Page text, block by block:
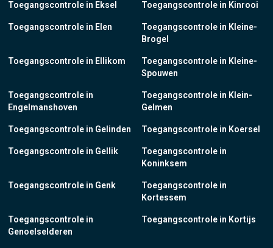
Toegangscontrole in Eksel
Toegangscontrole in Elen
Toegangscontrole in Ellikom
Toegangscontrole in
Engelmanshoven
Toegangscontrole in Gelinden
Toegangscontrole in Gellik
Toegangscontrole in Genk
Toegangscontrole in
Genoelselderen
Toegangscontrole in Kinrooi
Toegangscontrole in Kleine-
Brogel
Toegangscontrole in Kleine-
Spouwen
Toegangscontrole in Klein-
Gelmen
Toegangscontrole in Koersel
Toegangscontrole in
Koninksem
Toegangscontrole in
Kortessem
Toegangscontrole in Kortijs